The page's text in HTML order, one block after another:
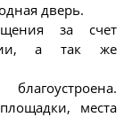
дверь.
за счет
а так же
места